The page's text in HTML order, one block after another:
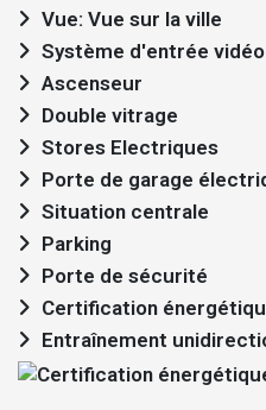
Vue: Vue sur la ville
Système d'entrée vidéo
Ascenseur
Double vitrage
Stores Electriques
Porte de garage
Situation centrale
Parking
Porte de sécurité
Certification
Entraînement